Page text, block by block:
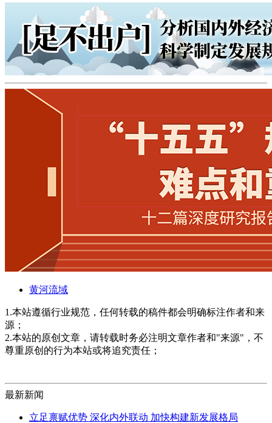
黄河流域
1.本站遵循行业规范，任何转载的稿件都会明确标注作者和来
源；
2.本站的原创文章，请转载时务必注明文章作者和"来源"，不
尊重原创的行为本站或将追究责任；
最新新闻
立足禀赋优势 深化内外联动 加快构建新发展格局